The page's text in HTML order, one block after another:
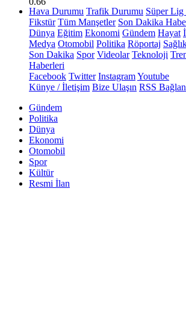
Hava Durumu Trafik Durumu Süper Lig
Fikstür Tüm Manşetler Son Dakika
Dünya Eğitim Ekonomi Gündem Hayat
Medya Otomobil Politika Röportaj
Son Dakika Spor Videolar Teknoloji
Haberleri
Facebook Twitter InstagramYoutube
Künye / İletişim Bize Ulaşın RSS
Gündem
Politika
Dünya
Ekonomi
Otomobil
Spor
Kültür
Resmi İlan